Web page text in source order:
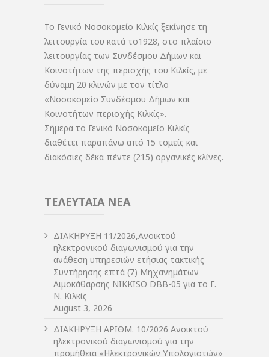
Το Γενικό Νοσοκομείο Κιλκίς ξεκίνησε τη
λειτουργία του κατά το1928, στο πλαίσιο
λειτουργίας των Συνδέσμου Δήμων και
Κοινοτήτων της περιοχής του Κιλκίς, με
δύναμη 20 κλινών με τον τίτλο
«Νοσοκομείο Συνδέσμου Δήμων και
Κοινοτήτων περιοχής Κιλκίς».
Σήμερα το Γενικό Νοσοκομείο Κιλκίς
διαθέτει παραπάνω από 15 τομείς και
διακόσιες δέκα πέντε (215) οργανικές κλίνες.
ΤΕΛΕΥΤΑΙΑ ΝΕΑ
ΔIΑΚΗΡΥΞΗ 11/2026,Ανοικτού
ηλεκτρονικού διαγωνισμού για την
ανάθεση υπηρεσιών ετήσιας τακτικής
Συντήρησης επτά (7) Μηχανημάτων
Αιμοκάθαρσης NIKKISO DBB-05 για το Γ.
Ν. Κιλκίς
August 3, 2026
ΔIΑΚΗΡΥΞΗ ΑΡIΘΜ. 10/2026 Ανοικτού
ηλεκτρονικού διαγωνισμού για την
προμήθεια «Ηλεκτρονικών Υπολογιστών»